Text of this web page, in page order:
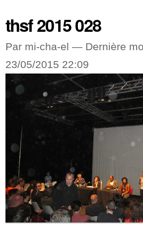
thsf 2015 028
Par mi-cha-el — Dernière
23/05/2015 22:09